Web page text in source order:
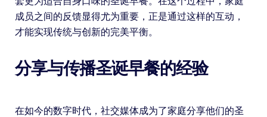
成员之间的反馈显得尤为重要，正是通过这样的互动，
才能实现传统与创新的完美平衡。
分享与传播圣诞早餐的经验
在如今的数字时代，社交媒体成为了家庭分享他们的圣